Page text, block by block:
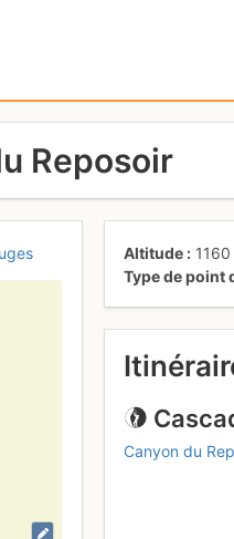
Reposoir
Altitude 1160
Type de point
Canyon du